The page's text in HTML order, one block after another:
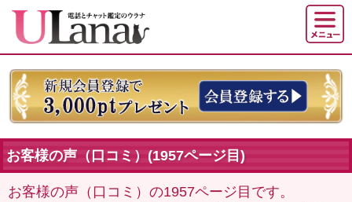
お客様の声（口コミ）(1957ページ目)
お客様の声（口コミ）の1957ページ目です。